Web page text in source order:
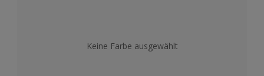
Keine Farbe ausgewählt